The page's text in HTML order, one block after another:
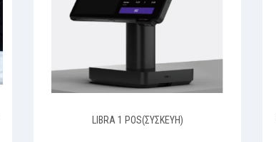
LIBRA 1 POS(ΣΥΣΚΕΥΗ)